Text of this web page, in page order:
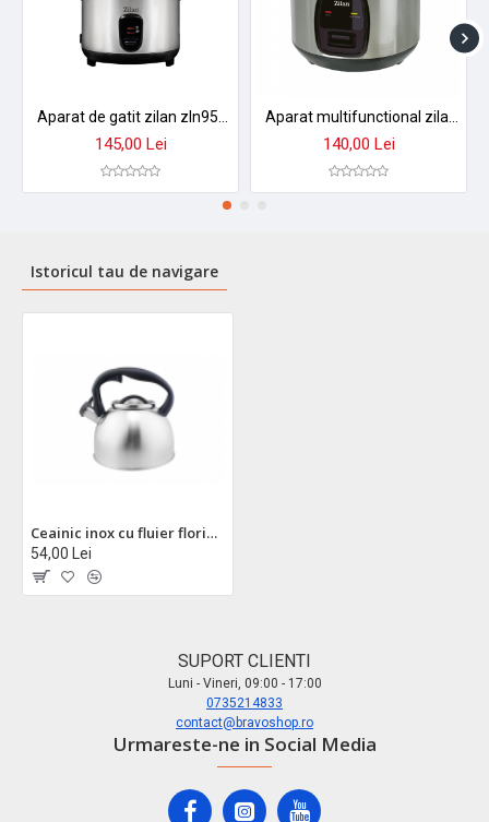
145,00 Lei 140,00 Lei
Istoricul tau de navigare
Ceainic inox cu fluier floria zln1269 - 3l, compatibil inductie, gaz, electric
54,00 Lei
SUPORT CLIENTI
Luni - Vineri, 09:00 - 17:00
0735214833
contact@bravoshop.ro
Urmareste-ne in Social Media